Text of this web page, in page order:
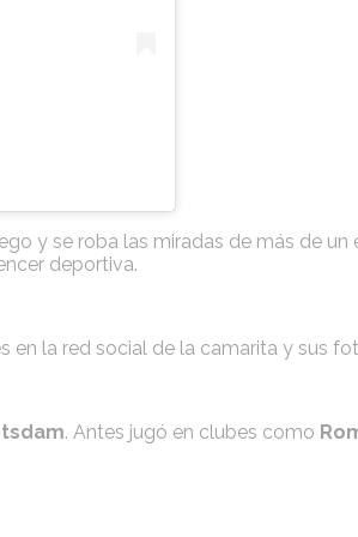
y se roba las miradas de más de
deportiva.
la red social de la camarita y sus
. Antes jugó en clubes como